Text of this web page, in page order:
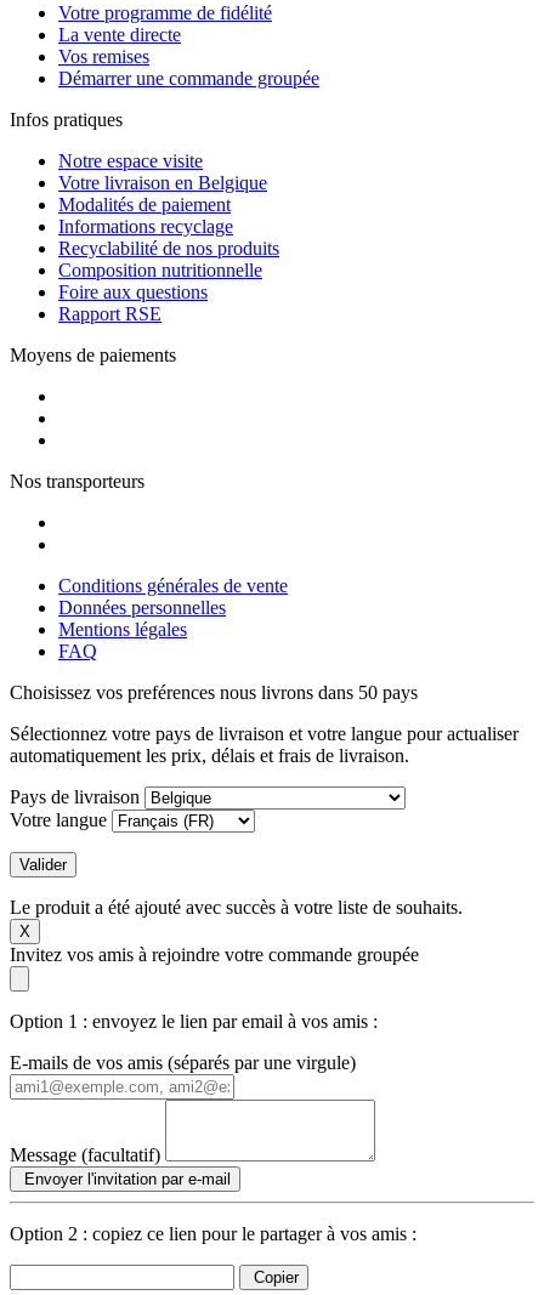
Votre programme de fidélité
La vente directe
Vos remises
Démarrer une commande groupée
Infos pratiques
Notre espace visite
Votre livraison en Belgique
Modalités de paiement
Informations recyclage
Recyclabilité de nos produits
Composition nutritionnelle
Foire aux questions
Rapport RSE
Moyens de paiements
Nos transporteurs
Conditions générales de vente
Données personnelles
Mentions légales
FAQ
Choisissez vos preférences nous livrons dans 50 pays
Sélectionnez votre pays de livraison et votre langue pour actualiser
automatiquement les prix, délais et frais de livraison.
Pays de livraison
Votre langue
Valider
Le produit a été ajouté avec succès à votre liste de souhaits.
X
Invitez vos amis à rejoindre votre commande groupée
Option 1 : envoyez le lien par email à vos amis :
E-mails de vos amis (séparés par une virgule)
Message (facultatif)
Envoyer l'invitation par e-mail
Option 2 : copiez ce lien pour le partager à vos amis :
Copier